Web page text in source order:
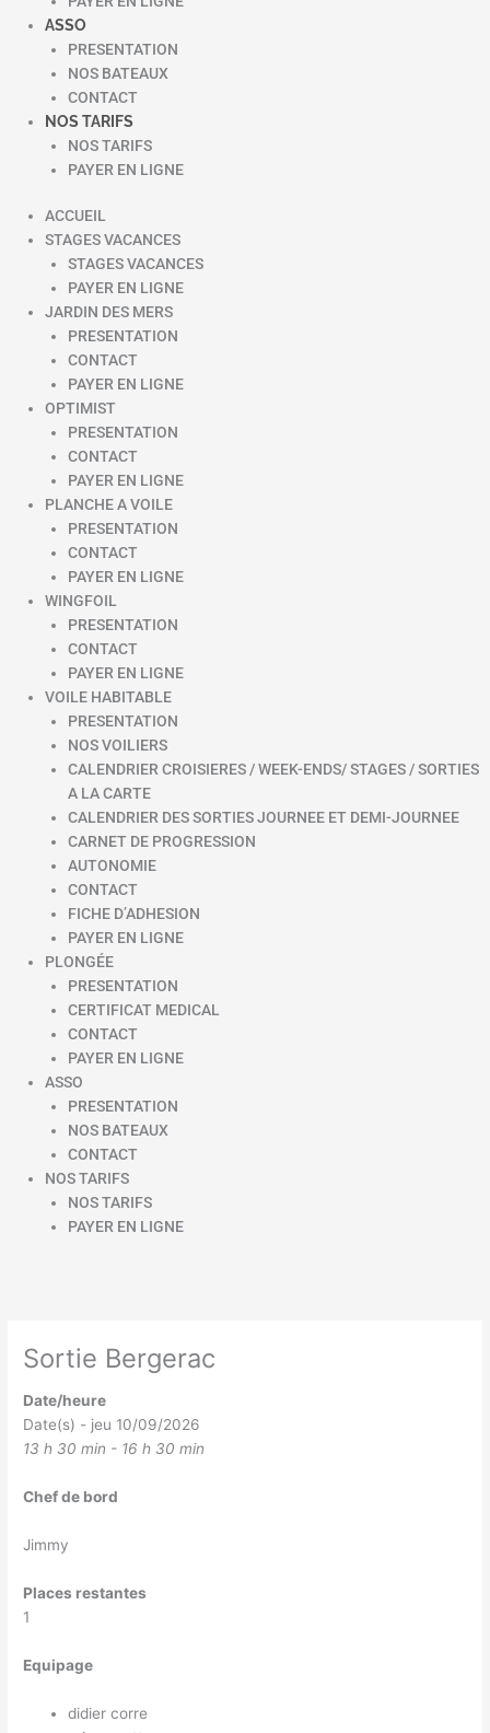
ASSO
PRESENTATION
NOS BATEAUX
CONTACT
NOS TARIFS
NOS TARIFS
PAYER EN LIGNE
ACCUEIL
STAGES VACANCES
STAGES VACANCES
PAYER EN LIGNE
JARDIN DES MERS
PRESENTATION
CONTACT
PAYER EN LIGNE
OPTIMIST
PRESENTATION
CONTACT
PAYER EN LIGNE
PLANCHE A VOILE
PRESENTATION
CONTACT
PAYER EN LIGNE
WINGFOIL
PRESENTATION
CONTACT
PAYER EN LIGNE
VOILE HABITABLE
PRESENTATION
NOS VOILIERS
CALENDRIER CROISIERES / WEEK-ENDS/ STAGES / SORTIES
A LA CARTE
CALENDRIER DES SORTIES JOURNEE ET DEMI-JOURNEE
CARNET DE PROGRESSION
AUTONOMIE
CONTACT
FICHE D’ADHESION
PAYER EN LIGNE
PLONGÉE
PRESENTATION
CERTIFICAT MEDICAL
CONTACT
PAYER EN LIGNE
ASSO
PRESENTATION
NOS BATEAUX
CONTACT
NOS TARIFS
NOS TARIFS
PAYER EN LIGNE
Sortie Bergerac
Date/heure
Date(s) - jeu 10/09/2026
13 h 30 min - 16 h 30 min
Chef de bord
Jimmy
Places restantes
1
Equipage
didier corre